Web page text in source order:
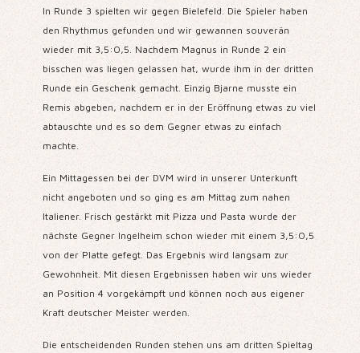
In Runde 3 spielten wir gegen Bielefeld. Die Spieler haben
den Rhythmus gefunden und wir gewannen souverän
wieder mit 3,5:0,5. Nachdem Magnus in Runde 2 ein
bisschen was liegen gelassen hat, wurde ihm in der dritten
Runde ein Geschenk gemacht. Einzig Bjarne musste ein
Remis abgeben, nachdem er in der Eröffnung etwas zu viel
abtauschte und es so dem Gegner etwas zu einfach
machte.
Ein Mittagessen bei der DVM wird in unserer Unterkunft
nicht angeboten und so ging es am Mittag zum nahen
Italiener. Frisch gestärkt mit Pizza und Pasta wurde der
nächste Gegner Ingelheim schon wieder mit einem 3,5:0,5
von der Platte gefegt. Das Ergebnis wird langsam zur
Gewohnheit. Mit diesen Ergebnissen haben wir uns wieder
an Position 4 vorgekämpft und können noch aus eigener
Kraft deutscher Meister werden.
Die entscheidenden Runden stehen uns am dritten Spieltag